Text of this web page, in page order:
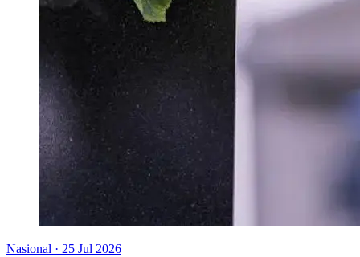
Nasional · 25 Jul 2026